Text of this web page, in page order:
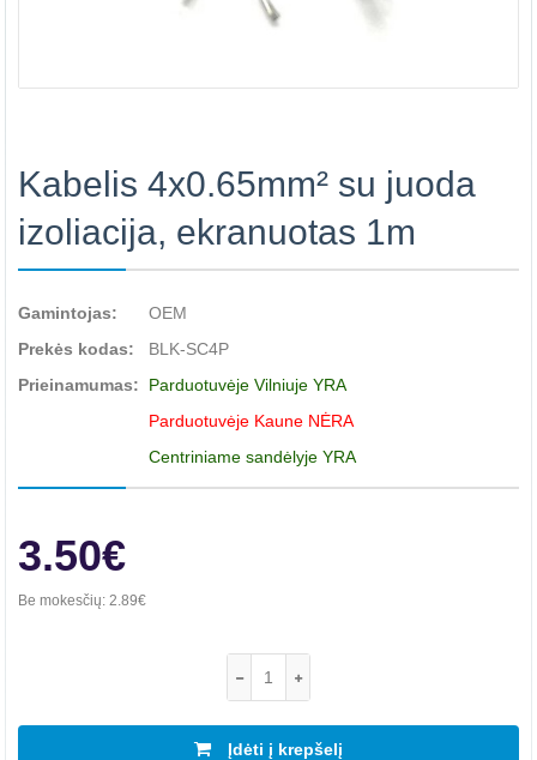
Kabelis 4x0.65mm² su juoda
izoliacija, ekranuotas 1m
Gamintojas:
OEM
Prekės kodas:
BLK-SC4P
Prieinamumas:
Parduotuvėje Vilniuje YRA
Parduotuvėje Kaune NĖRA
Centriniame sandėlyje YRA
3.50€
Be mokesčių: 2.89€
Įdėti į krepšelį